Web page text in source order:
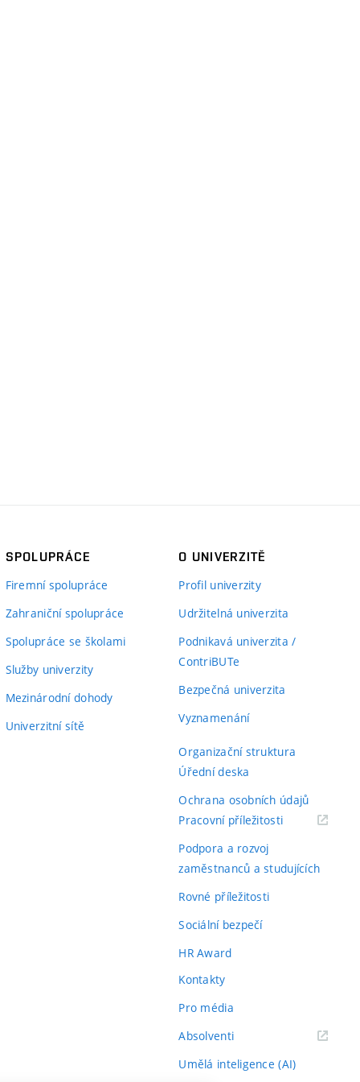
SPOLUPRÁCE
Firemní spolupráce
Zahraniční spolupráce
Spolupráce se školami
Služby univerzity
Mezinárodní dohody
Univerzitní sítě
O UNIVERZITĚ
Profil univerzity
Udržitelná univerzita
Podnikavá univerzita /
ContriBUTe
Bezpečná univerzita
Vyznamenání
Organizační struktura
Úřední deska
Ochrana osobních údajů
Pracovní příležitosti(externí
Podpora a rozvoj
zaměstnanců a studujících
Rovné příležitosti
Sociální bezpečí
HR Award
Kontakty
Pro média
Absolventi(externí
Umělá inteligence (AI)